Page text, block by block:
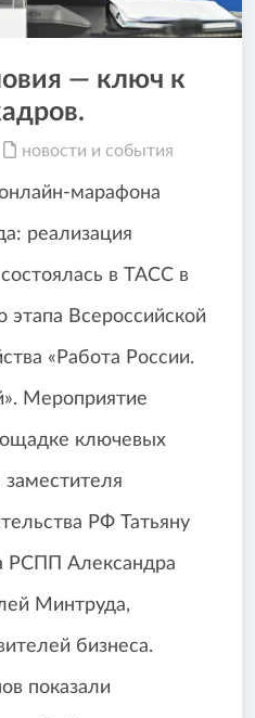
— ключ к
новости и события
марафона
реализация
в ТАСС в
этапа Всероссийской
«Работа России.
Мероприятие
ключевых
заместителя
РФ Татьяну
РСПП Александра
Минтруда,
бизнеса.
показали